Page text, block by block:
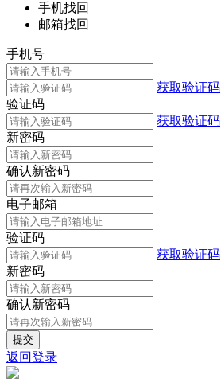
手机找回
邮箱找回
手机号
获取验证码
验证码
获取验证码
新密码
确认新密码
电子邮箱
验证码
获取验证码
新密码
确认新密码
返回登录